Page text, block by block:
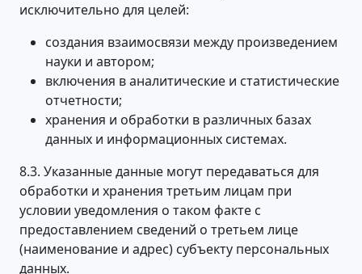
исключительно для целей:
создания взаимосвязи между произведением
науки и автором;
включения в аналитические и статистические
отчетности;
хранения и обработки в различных базах
данных и информационных системах.
8.3. Указанные данные могут передаваться для
обработки и хранения третьим лицам при
условии уведомления о таком факте с
предоставлением сведений о третьем лице
(наименование и адрес) субъекту персональных
данных.